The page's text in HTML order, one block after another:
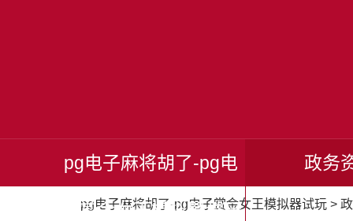
pg电子麻将胡了-pg电
子赏金女王模拟器试玩
政务
pg电子麻将胡了-pg电子赏金女王模拟器试玩 >